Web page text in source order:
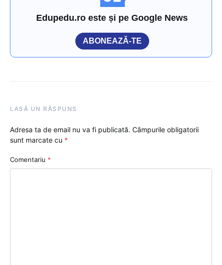
Edupedu.ro este și pe Google News
ABONEAZĂ-TE
LASĂ UN RĂSPUNS
Adresa ta de email nu va fi publicată. Câmpurile obligatorii
sunt marcate cu *
Comentariu *